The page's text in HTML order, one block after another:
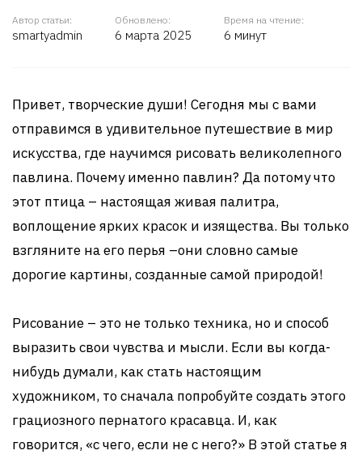
Автор статьи:
smartyadmin
Обновлено:
6 марта 2025
Время на чтение:
6 минут
Привет, творческие души! Сегодня мы с вами
отправимся в удивительное путешествие в мир
искусства, где научимся рисовать великолепного
павлина. Почему именно павлин? Да потому что
этот птица – настоящая живая палитра,
воплощение ярких красок и изящества. Вы только
взгляните на его перья –они словно самые
дорогие картины, созданные самой природой!
Рисование – это не только техника, но и способ
выразить свои чувства и мысли. Если вы когда-
нибудь думали, как стать настоящим
художником, то сначала попробуйте создать этого
грациозного пернатого красавца. И, как
говорится, «с чего, если не с него?» В этой статье я